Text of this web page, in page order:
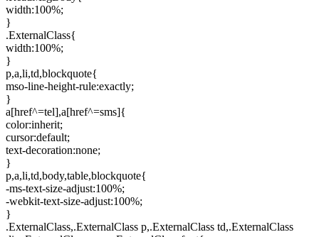
width:100%;
}
.ExternalClass{
width:100%;
}
p,a,li,td,blockquote{
mso-line-height-rule:exactly;
}
a[href^=tel],a[href^=sms]{
color:inherit;
cursor:default;
text-decoration:none;
}
p,a,li,td,body,table,blockquote{
-ms-text-size-adjust:100%;
-webkit-text-size-adjust:100%;
}
.ExternalClass,.ExternalClass p,.ExternalClass td,.ExternalClass